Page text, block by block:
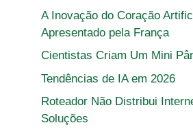
A Inovação do Coração
Apresentado pela França
Cientistas Criam Um Mini
Tendências de IA em 2026
Roteador Não Distribui
Soluções